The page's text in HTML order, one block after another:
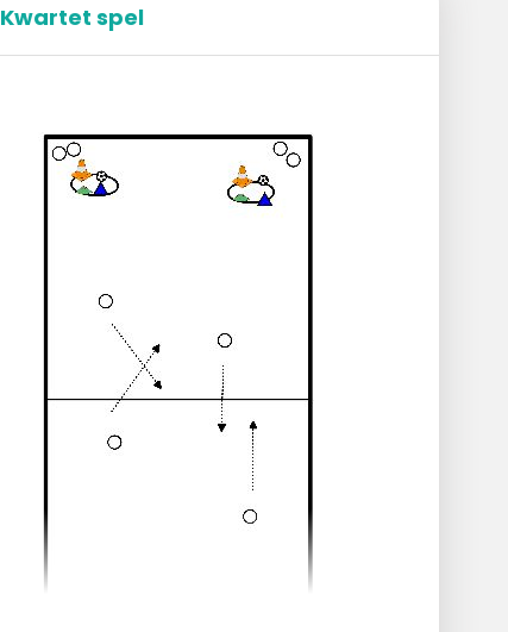
aangegeven lijn.
Lid 1 kijkt vooruit en spreidt de benen zodat
aan en stopt deze voor de aangeduide lijn.
Competitie
de bal tussen hen door.
De spelers proberen zo snel mogelijk de
bal te stoppen.
Bal stoppen met de voet.
Bal stoppen met de poep.
Bal stoppen met het hoofd.
Kwartet spel